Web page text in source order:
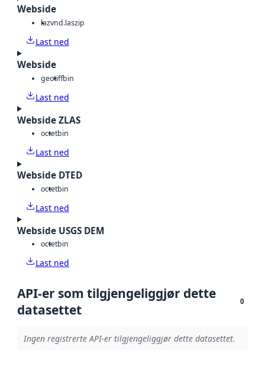
Webside
lazvnd.laszip
Last ned
Webside
geotiffbin
Last ned
Webside ZLAS
octetbin
Last ned
Webside DTED
octetbin
Last ned
Webside USGS DEM
octetbin
Last ned
API-er som tilgjengeliggjør dette
datasettet
0
Ingen registrerte API-er tilgjengeliggjør dette datasettet.